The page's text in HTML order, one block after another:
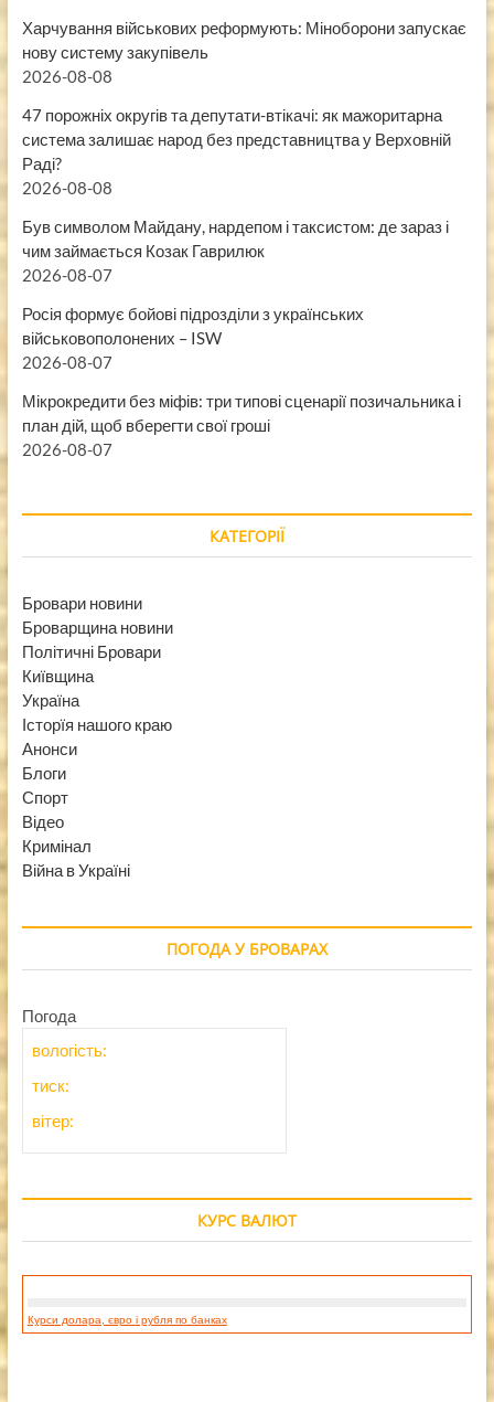
Харчування військових реформують: Міноборони запускає
нову систему закупівель
2026-08-08
47 порожніх округів та депутати-втікачі: як мажоритарна
система залишає народ без представництва у Верховній
Раді?
2026-08-08
Був символом Майдану, нардепом і таксистом: де зараз і
чим займається Козак Гаврилюк
2026-08-07
Росія формує бойові підрозділи з українських
військовополонених – ISW
2026-08-07
Мікрокредити без міфів: три типові сценарії позичальника і
план дій, щоб вберегти свої гроші
2026-08-07
КАТЕГОРІЇ
Бровари новини
Броварщина новини
Політичні Бровари
Київщина
Україна
Історїя нашого краю
Анонси
Блоги
Спорт
Відео
Кримінал
Війна в Україні
ПОГОДА У БРОВАРАХ
Погода
вологість:
тиск:
вітер:
КУРС ВАЛЮТ
Курси долара, євро і рубля по банках